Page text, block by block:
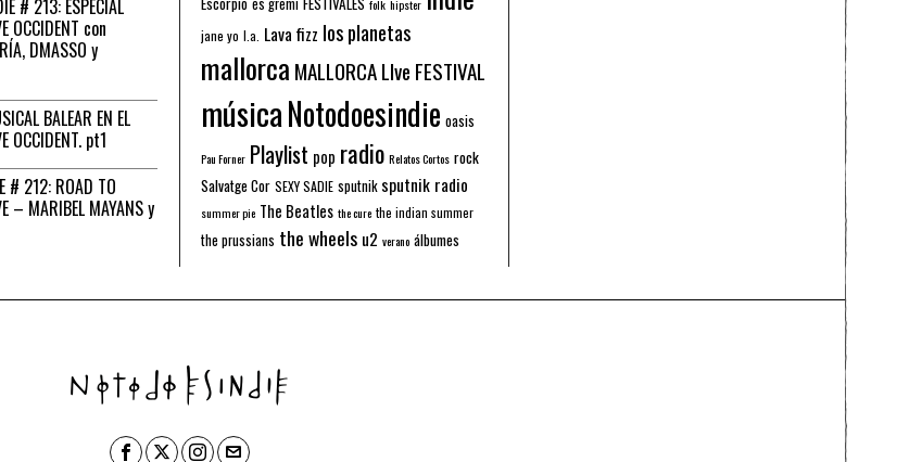
# 213: ESPECIAL
OCCIDENT con
DMASSO y
BALEAR EN EL
OCCIDENT. pt1
# 212: ROAD TO
– MARIBEL MAYANS y
es gremi folk hipster
jane yo l.a. Lava fizz los planetas
mallorca MALLORCA LIve FESTIVAL
músicaNotodoesindie oasis
Pau Forner Playlist pop radio Relatos Cortos rock
Salvatge Cor SEXY SADIE sputnik sputnik radio
summer pie The Beatles the cure the indian summer
the prussians the wheels u2 verano álbumes